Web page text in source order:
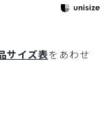
サイズ表をあわせ